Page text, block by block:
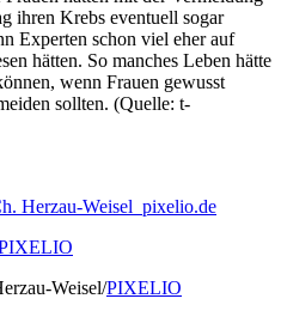
ihren Krebs eventuell sogar
Experten schon viel eher auf
hätten. So manches Leben hätte
wenn Frauen gewusst
sollten. (Quelle: t-
Weisel/PIXELIO